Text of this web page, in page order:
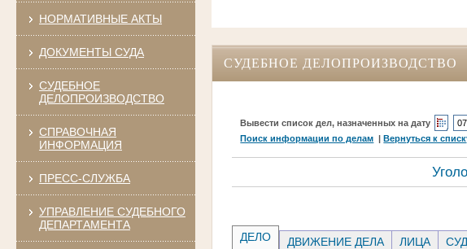
НОРМАТИВНЫЕ АКТЫ
ДОКУМЕНТЫ СУДА
СУДЕБНОЕ
ДЕЛОПРОИЗВОДСТВО
СПРАВОЧНАЯ
ИНФОРМАЦИЯ
ПРЕСС-СЛУЖБА
УПРАВЛЕНИЕ СУДЕБНОГО
ДЕПАРТАМЕНТА
СУДЕБНОЕ ДЕЛОПРОИЗВОДСТВО
Вывести список дел, назначенных на дату
Поиск информации по делам |Вернуться к
ДЕЛО ДВИЖЕНИЕ ДЕЛА ЛИЦА